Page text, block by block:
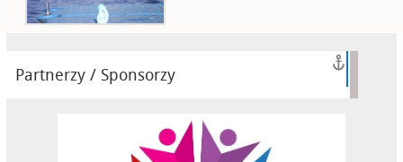
Partnerzy / Sponsorzy